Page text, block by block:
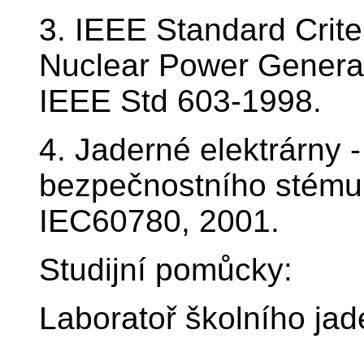
3. IEEE Standard
Nuclear Power
IEEE Std 603-1998.
4. Jaderné elektrárny
bezpečnostního
IEC60780, 2001.
Studijní pomůcky:
Laboratoř školního